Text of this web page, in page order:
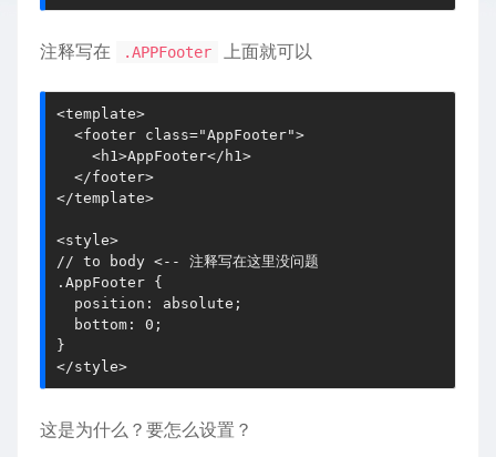
注释写在 .APPFooter 上面就可以
<template>
  <footer class="AppFooter">
    <h1>AppFooter</h1>
  </footer>
</template>
<style>
// to body <-- 注释写在这里没问题
.AppFooter {
  position: absolute;
  bottom: 0;
}
</style>
这是为什么？要怎么设置？